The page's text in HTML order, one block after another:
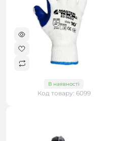
В наявності
Код товару: 6099